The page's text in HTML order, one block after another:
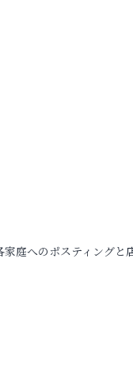
庭へのポスティングと